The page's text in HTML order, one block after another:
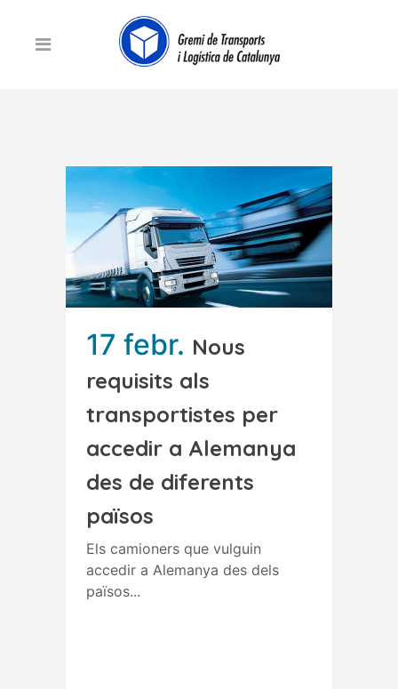
17 febr. Nous
requisits als
transportistes per
accedir a Alemanya
des de diferents
països
Els camioners que vulguin
accedir a Alemanya des dels
països...